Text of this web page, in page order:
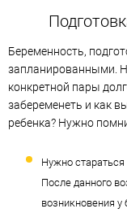
Беременность,
запланированными.
конкретной пары
забеременеть и как
ребенка? Нужно
Нужно стараться
После данного
возникновения у